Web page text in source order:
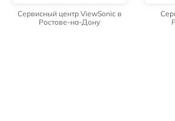
Сервисный центр ViewSonic в
Ростове-на-Дону